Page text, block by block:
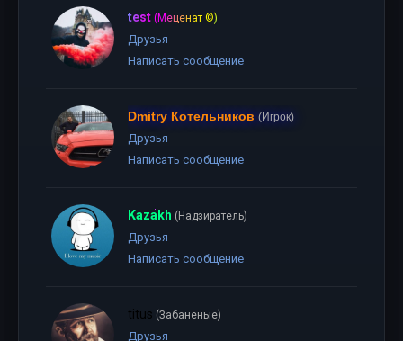
test (Меценат ©)
Друзья
Написать сообщение
Dmitry Котельников (Игрок)
Друзья
Написать сообщение
Kazakh (Надзиратель)
Друзья
Написать сообщение
titus (Забаненые)
Друзья